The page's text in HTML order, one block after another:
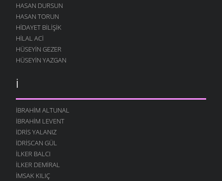
HASAN DURSUN
HASAN TORUN
HIDAYET BILIŞIK
HILAL ACI
HÜSEYIN GEZER
HÜSEYIN YAZGAN
İ
İBRAHIM ALTUNAL
İBRAHIM LEVENT
İDRIS YALANIZ
IDRISCAN GÜL
İLKER BALCI
İLKER DEMIRAL
İMSAK KILIÇ